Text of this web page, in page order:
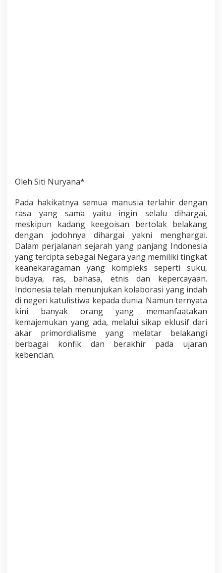
Oleh Siti Nuryana*
Pada hakikatnya semua manusia terlahir dengan
rasa yang sama yaitu ingin selalu dihargai,
meskipun kadang keegoisan bertolak belakang
dengan jodohnya dihargai yakni menghargai.
Dalam perjalanan sejarah yang panjang Indonesia
yang tercipta sebagai Negara yang memiliki tingkat
keanekaragaman yang kompleks seperti suku,
budaya, ras, bahasa, etnis dan kepercayaan.
Indonesia telah menunjukan kolaborasi yang indah
di negeri katulistiwa kepada dunia. Namun ternyata
kini banyak orang yang memanfaatakan
kemajemukan yang ada, melalui sikap eklusif dari
akar primordialisme yang melatar belakangi
berbagai konfik dan berakhir pada ujaran
kebencian.